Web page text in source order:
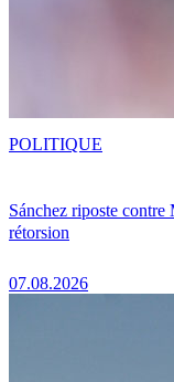
Sánchez riposte contre
rétorsion
07.08.2026
POLITIQUE